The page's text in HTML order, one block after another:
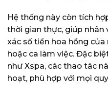
Hệ thống này còn tích
thời gian thực, giúp nhân
xác số tiền hoa hồng
hoặc ca làm việc. Đặc
như Xspa, các thao tác
hoạt, phù hợp với mọi